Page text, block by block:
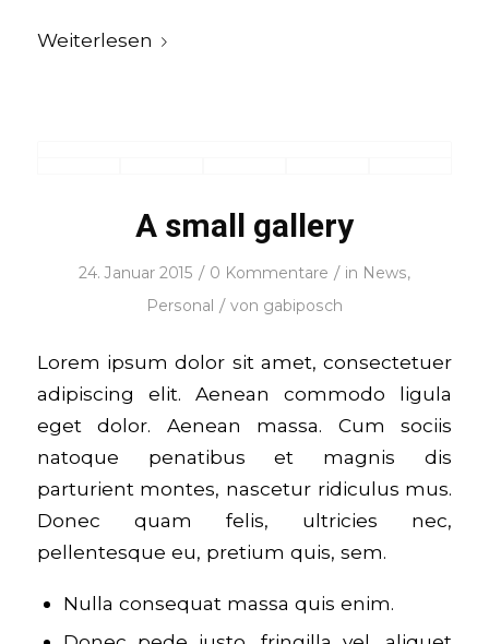
Weiterlesen
A small gallery
24. Januar 2015 / 0 Kommentare / in News,
Personal / von gabiposch
Lorem ipsum dolor sit amet, consectetuer
adipiscing elit. Aenean commodo ligula
eget dolor. Aenean massa. Cum sociis
natoque penatibus et magnis dis
parturient montes, nascetur ridiculus mus.
Donec quam felis, ultricies nec,
pellentesque eu, pretium quis, sem.
Nulla consequat massa quis enim.